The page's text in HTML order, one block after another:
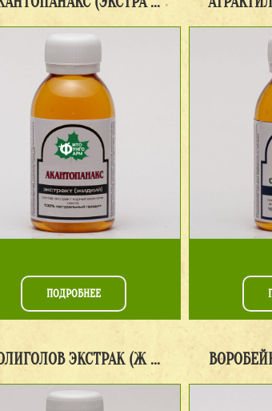
ПОДРОБНЕЕ
ЭКСТРАК (Ж ...